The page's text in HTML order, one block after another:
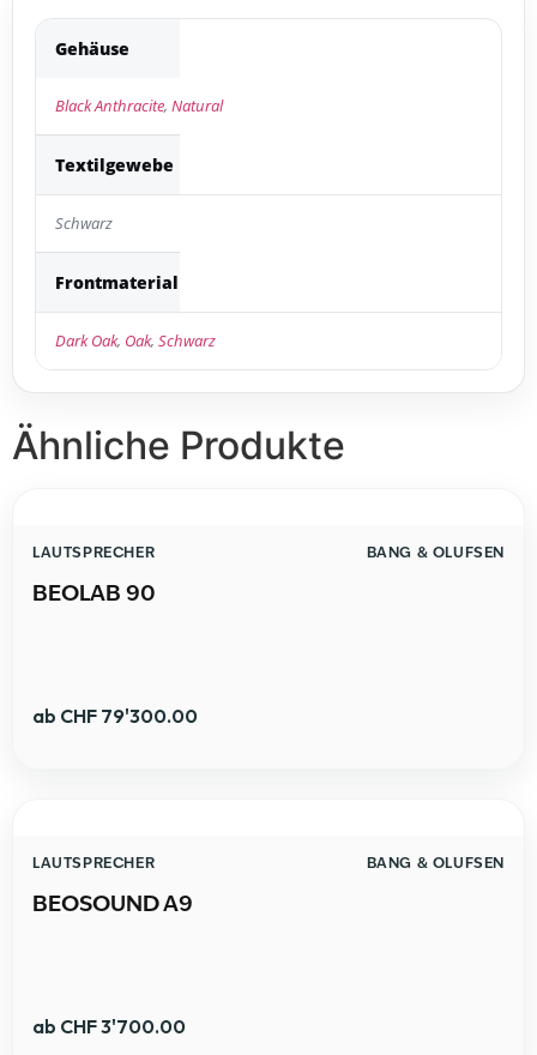
Gehäuse
Black Anthracite, Natural
Textilgewebe
Schwarz
Frontmaterial
Dark Oak, Oak, Schwarz
Ähnliche Produkte
LAUTSPRECHER BANG & OLUFSEN
BEOLAB 90
ab CHF 79'300.00
LAUTSPRECHER BANG & OLUFSEN
BEOSOUND A9
ab CHF3'700.00